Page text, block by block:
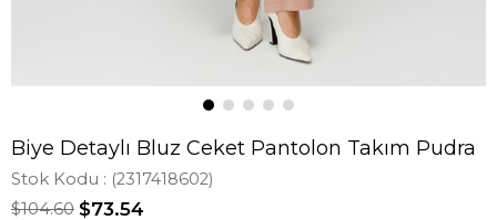
Biye Detaylı Bluz Ceket Pantolon Takım Pudra
Stok Kodu (2317418602)
$104.60 $73.54